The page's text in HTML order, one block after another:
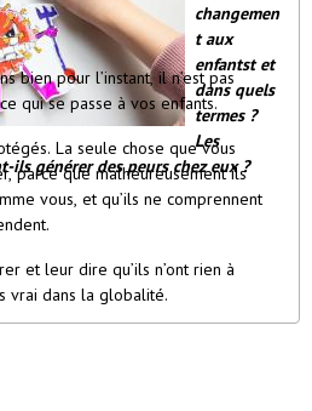
changemen
t aux
enfantst et
dans quels
termes ?
Les
ils générer des peurs chez eux ?
bien pour l’instant, il n’est pas
qui se passe à vos enfants.
La seule chose que vous
parce que malheureusement ils
vous, et qu’ils ne comprennent
et leur dire qu’ils n’ont rien à
vrai dans la globalité.